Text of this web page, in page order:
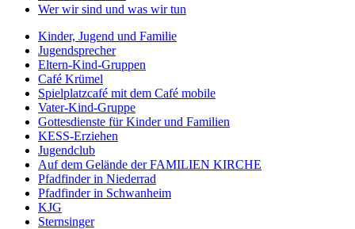
Wer wir sind und was wir tun
Kinder, Jugend und Familie
Jugendsprecher
Eltern-Kind-Gruppen
Café Krümel
Spielplatzcafé mit dem Café mobile
Vater-Kind-Gruppe
Gottesdienste für Kinder und Familien
KESS-Erziehen
Jugendclub
Auf dem Gelände der FAMILIEN KIRCHE
Pfadfinder in Niederrad
Pfadfinder in Schwanheim
KJG
Sternsinger